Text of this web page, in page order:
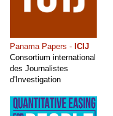
Panama Papers - ICIJ
Consortium international
des Journalistes
d'Investigation